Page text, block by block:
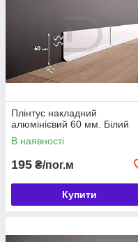
Плінтус накладний
алюмінієвий 60 мм. Білий
В наявності
195 ₴/пог.м
Купити